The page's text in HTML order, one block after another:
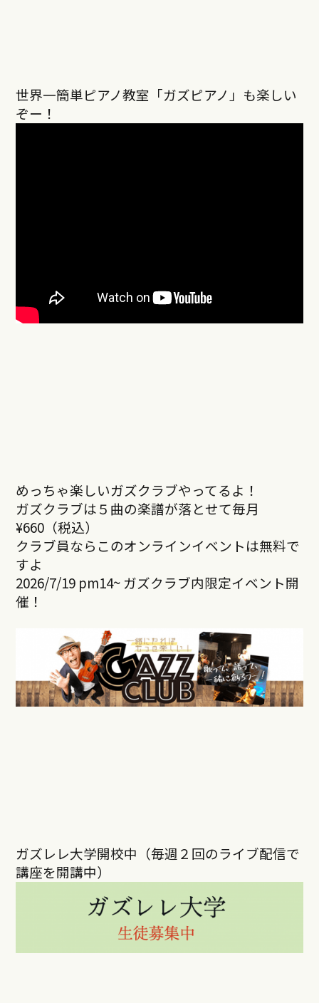
世界一簡単ピアノ教室「ガズピアノ」も楽しい
ぞー！
めっちゃ楽しいガズクラブやってるよ！
ガズクラブは５曲の楽譜が落とせて毎月
¥660（税込）
クラブ員ならこのオンラインイベントは無料で
すよ
2026/7/19 pm14~ ガズクラブ内限定イベント開
催！
ガズレレ大学開校中（毎週２回のライブ配信で
講座を開講中）